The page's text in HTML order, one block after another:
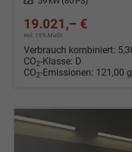
19.021,– €
incl. 19% MwSt.
Verbrauch kombiniert:
CO2-Klasse: D
CO2-Emissionen: 121,00